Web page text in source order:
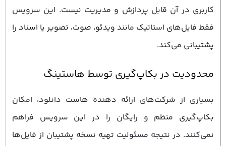
کاربری در آن قابل پردازش و مدیریت نیست. این سرویس
فقط فایل‌های استاتیک مانند ویدئو، صوت، تصویر یا اسناد را
پشتیبانی می‌کند.
محدودیت در بکاپ‌گیری توسط هاستینگ
بسیاری از شرکت‌های ارائه‌ دهنده هاست دانلود، امکان
بکاپ‌گیری منظم و رایگان را در این سرویس فراهم
نمی‌کنند. در نتیجه مسئولیت تهیه نسخه پشتیبان از فایل‌ها